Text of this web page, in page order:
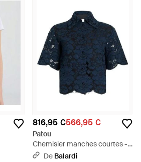
816,95 €566,95 €
Patou
Chemisier manches courtes -
BleuDe Balardi